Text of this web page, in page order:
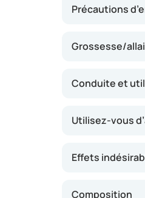
Précautions
Grossesse/
Conduite et
Utilisez-vous
Effets
Composition